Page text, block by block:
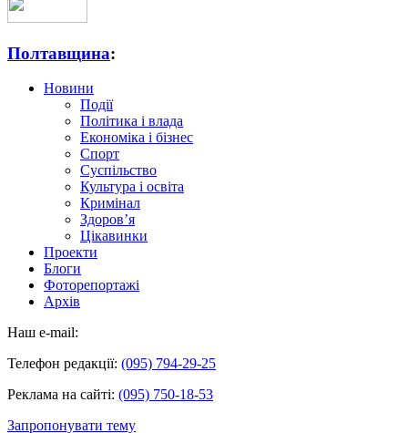
Полтавщина:
Новини
Події
Політика і влада
Економіка і бізнес
Спорт
Суспільство
Культура і освіта
Кримінал
Здоров’я
Цікавинки
Проекти
Блоги
Фоторепортажі
Архів
Наш e-mail:
Телефон редакції: (095) 794-29-25
Реклама на сайті: (095) 750-18-53
Запропонувати тему